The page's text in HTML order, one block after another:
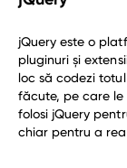
jQuery este o
pluginuri și
loc să codezi
făcute, pe care le
folosi jQuery
chiar pentru a